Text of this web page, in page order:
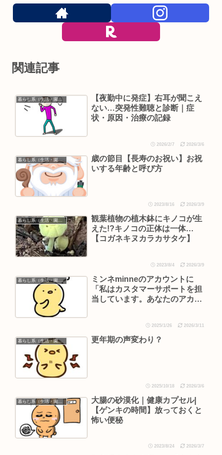
関連記事
暮らし系（生活・園芸など）
【夜勤中に発症】右耳が聞こえ
ない…突発性難聴と診断｜症
状・原因・治療の記録
2026/2/7 2026/3/6
歳の節目【長寿のお祝い】お祝
いする年齢と呼び方
2023/8/16 2026/3/9
観葉植物の植木鉢にキノコが生
えた!?キノコの正体は一体…
【コガネキヌカラカサタケ】
2023/8/4 2026/3/9
暮らし系（生活・園芸など）
ミンネminneのアカウントに
「私はカスタマーサポートを担
当しています。あなたのアカウ
いうメッセージが入った
2025/1/26 2026/3/11
暮らし系（生活・園芸など） 更年期の声変わり？
2025/10/18 2026/3/6
大腸の砂漠化｜健康カプセル|
【ゲンキの時間】放っておくと
怖い便秘
2023/8/24 2026/3/7